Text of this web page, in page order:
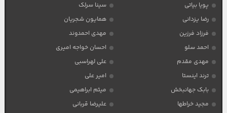
پویا بیاتی
سینا سرلک
رضا یزدانی
همایون شجریان
فرزاد فرزین
مهدی احمدوند
احمد سلو
احسان خواجه امیری
مهدی مقدم
علی لهراسبی
ترند اینستا
امیر علی
بابک جهانبخش
میثم ابراهیمی
مجید خراطها
علیرضا قربانی